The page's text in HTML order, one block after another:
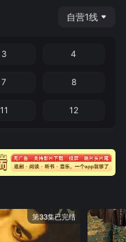
自营1线
3 4
7 8
11 12
第33集已完结